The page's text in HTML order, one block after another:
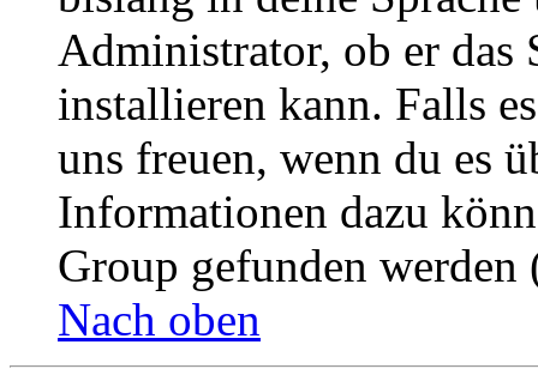
Administrator, ob er das
installieren kann. Falls
uns freuen, wenn du es
Informationen dazu
Group gefunden
Nach oben